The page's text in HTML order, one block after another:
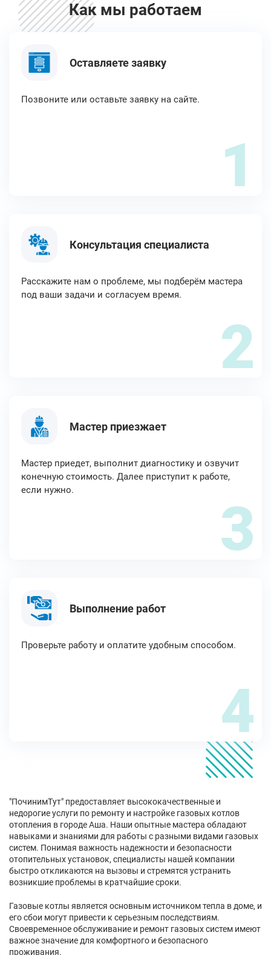
Как мы работаем
Оставляете заявку
Позвоните или оставьте заявку на сайте.
1
Консультация специалиста
Расскажите нам о проблеме, мы подберём мастера
под ваши задачи и согласуем время.
2
Мастер приезжает
Мастер приедет, выполнит диагностику и озвучит
конечную стоимость. Далее приступит к работе,
если нужно.
3
Выполнение работ
Проверьте работу и оплатите удобным способом.
4
"ПочинимТут" предоставляет высококачественные и
недорогие услуги по ремонту и настройке газовых котлов
отопления в городе Аша. Наши опытные мастера обладают
навыками и знаниями для работы с разными видами газовых
систем. Понимая важность надежности и безопасности
отопительных установок, специалисты нашей компании
быстро откликаются на вызовы и стремятся устранить
возникшие проблемы в кратчайшие сроки.
Газовые котлы является основным источником тепла в доме, и
его сбои могут привести к серьезным последствиям.
Своевременное обслуживание и ремонт газовых систем имеют
важное значение для комфортного и безопасного
проживания.